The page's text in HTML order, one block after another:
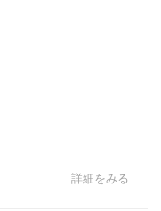
詳細をみる